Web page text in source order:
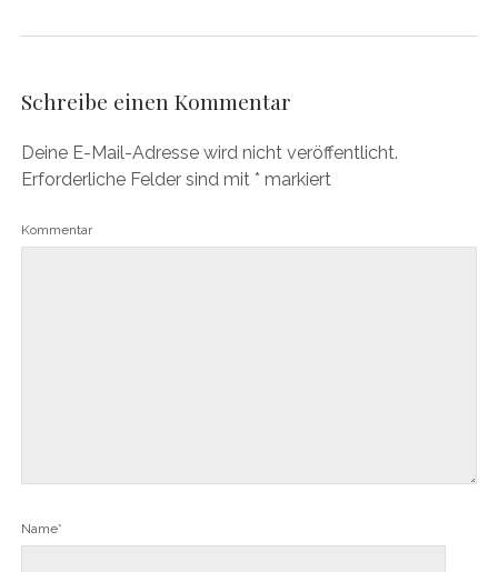
Schreibe einen Kommentar
Deine E-Mail-Adresse wird nicht veröffentlicht.
Erforderliche Felder sind mit * markiert
Kommentar
Name*